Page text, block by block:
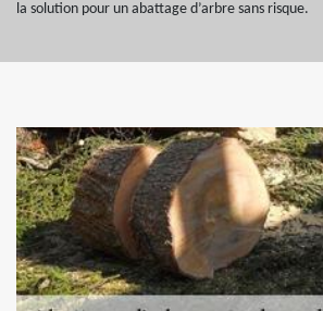
la solution pour un abattage d’arbre sans risque.